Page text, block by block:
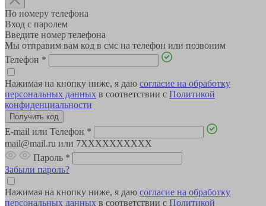
По номеру телефона
Вход с паролем
Введите номер телефона
Мы отправим вам код в смс на телефон или позвоним
Телефон *
Нажимая на кнопку ниже, я даю согласие на обработку
персональных данных в соответствии с Политикой
конфиденциальности
E-mail или Телефон *
mail@mail.ru или 7XXXXXXXXXX
Пароль *
Забыли пароль?
Нажимая на кнопку ниже, я даю согласие на обработку
персональных данных в соответствии с Политикой